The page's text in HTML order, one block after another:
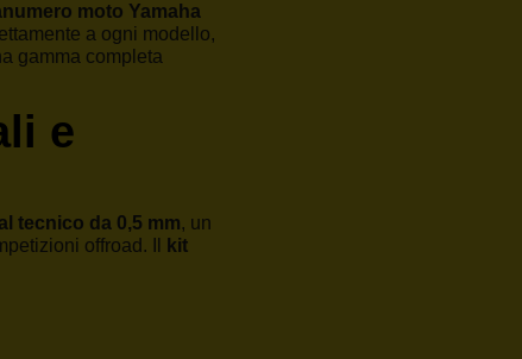
moto Yamaha
a ogni modello,
gamma completa
e
tecnico da 0,5 mm, un
offroad. Il
kit